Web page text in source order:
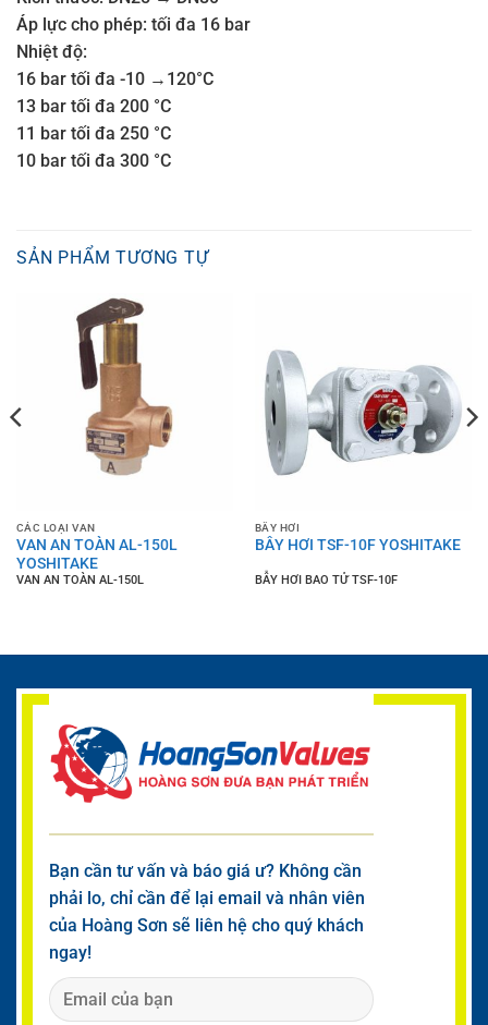
Áp lực cho phép: tối đa 16 bar
Nhiệt độ:
16 bar tối đa -10 →120°C
13 bar tối đa 200 °C
11 bar tối đa 250 °C
10 bar tối đa 300 °C
SẢN PHẨM TƯƠNG TỰ
CÁC LOẠI VAN
VAN AN TOÀN AL-150L
YOSHITAKE
VAN AN TOÀN AL-150L
BẪY HƠI
BẪY HƠI TSF-10F YOSHITAKE
BẪY HƠI BAO TỬ TSF-10F
Bạn cần tư vấn và báo giá ư? Không cần
phải lo, chỉ cần để lại email và nhân viên
của Hoàng Sơn sẽ liên hệ cho quý khách
ngay!